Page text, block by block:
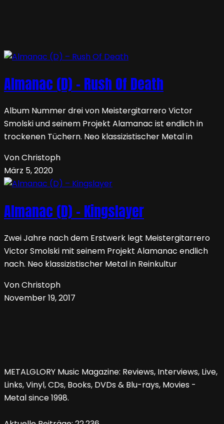
Almanac (D) – Rush Of Death
Album Nummer drei von Meistergitarrero Victor
Smolski und seinem Projekt Alamanac ist endlich in
trockenen Tüchern. Neo klassizistischer Metal in
Von Christoph
März 5, 2020
Almanac (D) – Kingslayer
Zwei Jahre nach dem Erstwerk legt Meistergitarrero
Victor Smolski mit seinem Projekt Alamanac endlich
nach. Neo klassizistischer Metal in Reinkultur
Von Christoph
November 19, 2017
METALGLORY Music Magazine: Reviews, Interviews, Live,
Links, Vinyl, CDs, Books, DVDs & Blu-rays, Movies -
Metal since 1998.